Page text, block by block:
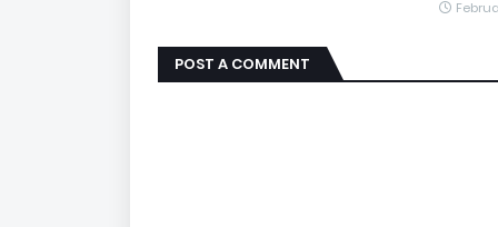
POST A COMMENT